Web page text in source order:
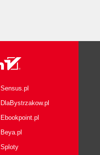
Sensus.pl
DlaBystrzakow.pl
Ebookpoint.pl
Beya.pl
Sploty